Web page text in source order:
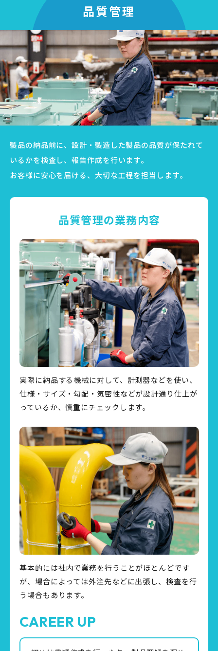
品質管理
製品の納品前に、設計・製造した製品の品質が保たれて
いるかを検査し、報告作成を行います。
お客様に安心を届ける、大切な工程を担当します。
品質管理の業務内容
実際に納品する機械に対して、計測器などを使い、
仕様・サイズ・勾配・気密性などが設計通り仕上が
っているか、慎重にチェックします。
基本的には社内で業務を行うことがほとんどです
が、場合によっては外注先などに出張し、検査を行
う場合もあります。
CAREER UP